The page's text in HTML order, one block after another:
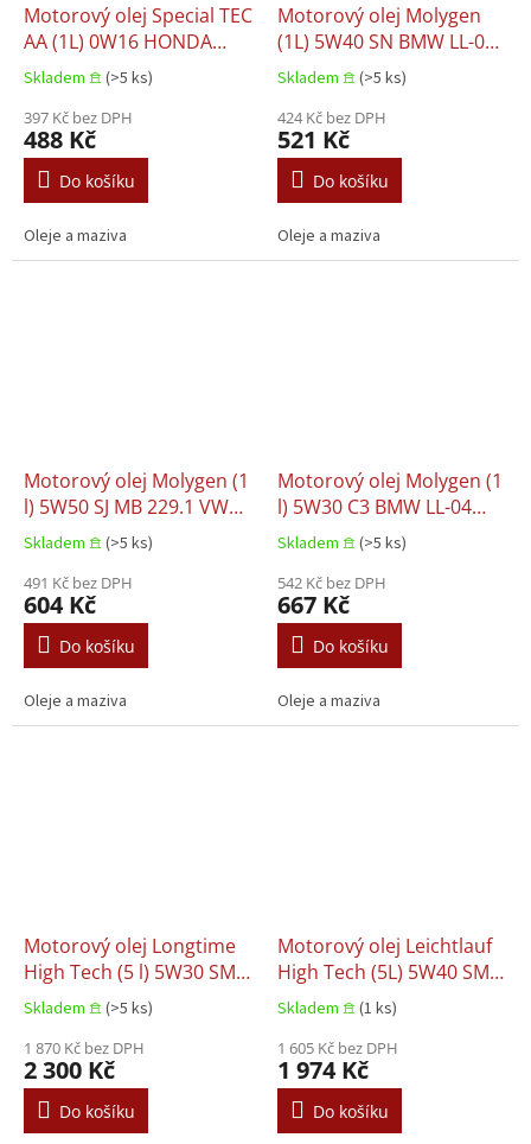
Motorový olej Special TEC
AA (1L) 0W16 HONDA
LEXUS SUZUKI TOYOTA
Skladem 𖠿 (>5 ks)
397 Kč bez DPH
488 Kč
Do košíku
Oleje a maziva
Motorový olej Molygen
(1L) 5W40 SN BMW LL-01
FIAT 9.55535 H2 FIAT
9.55535 N2 FIAT 9.55535
Z2 GM LL-B-025 MB 229.5
OPEL LL-B-025 PORSCHE
A40 RENAULT RN 0700
RENAULT RN 0710 VW
502.
Skladem 𖠿 (>5 ks)
424 Kč bez DPH
521 Kč
Do košíku
Oleje a maziva
Motorový olej Molygen (1
l) 5W50 SJ MB 229.1 VW
502.00 VW 505.00
Skladem 𖠿 (>5 ks)
491 Kč bez DPH
604 Kč
Do košíku
Oleje a maziva
Motorový olej Molygen (1
l) 5W30 C3 BMW LL-04
DEXOS 2 MB 229.31 MB
229.51 MB 229.52
Skladem 𖠿 (>5 ks)
542 Kč bez DPH
667 Kč
Do košíku
Oleje a maziva
Motorový olej Longtime
High Tech (5 l) 5W30 SM
BMW LL-04 FORD M2C917
A MB 229.51 VW 505.00
VW 505.01
Skladem 𖠿 (>5 ks)
1 870 Kč bez DPH
2 300 Kč
Do košíku
Motorový olej Leichtlauf
High Tech (5L) 5W40 SM
B4 BMW LL-01 FIAT
9.55535 H2 FIAT 9.55535
M2 GM LL-B-025 MB 229.5
OPEL LL-B-025 PORSCHE
A40 RENAULT RN 0700
RENAULT RN 0710
Skladem 𖠿 (1 ks)
1 605 Kč bez DPH
1 974 Kč
Do košíku